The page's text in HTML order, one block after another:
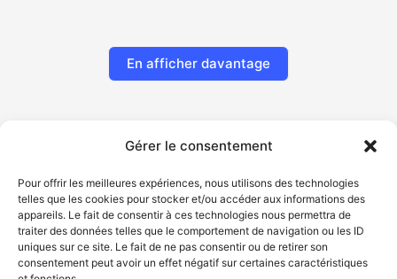
Gérer le consentement
Pour offrir les meilleures expériences, nous utilisons des technologies
telles que les cookies pour stocker et/ou accéder aux informations des
appareils. Le fait de consentir à ces technologies nous permettra de
traiter des données telles que le comportement de navigation ou les ID
uniques sur ce site. Le fait de ne pas consentir ou de retirer son
consentement peut avoir un effet négatif sur certaines caractéristiques
En afficher davantage
© Gouvernement du Québec, 2026